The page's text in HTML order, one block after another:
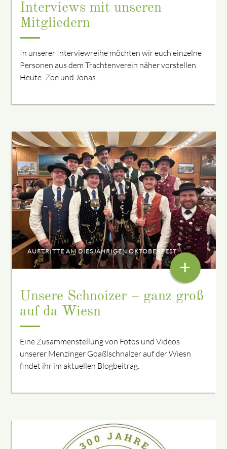
Interviews mit unseren
Mitgliedern
In unserer Interviewreihe möchten wir euch einzelne
Personen aus dem Trachtenverein näher vorstellen.
Heute: Zoe und Jonas.
AUFTRITTE AM DIESJÄHRIGEN OKTOBERFEST
Unsere Schnoizer – ganz groß
auf da Wiesn
Eine Zusammenstellung von Fotos und Videos
unserer Menzinger Goaßlschnalzer auf der Wiesn
findet ihr im aktuellen Blogbeitrag.
+